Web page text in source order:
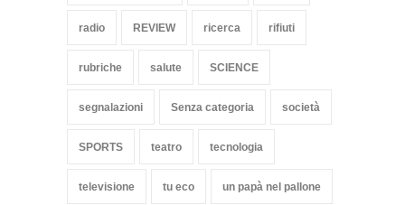
radio REVIEW ricerca rifiuti
rubriche salute SCIENCE
segnalazioni Senza categoria società
SPORTS teatro tecnologia
televisione tu eco un papà nel pallone